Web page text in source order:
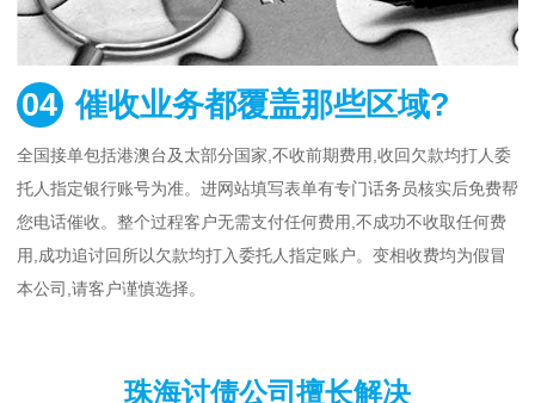
04 催收业务都覆盖那些区域?
全国接单包括港澳台及太部分国家,不收前期费用,收回欠款均打人委
托人指定银行账号为准。进网站填写表单有专门话务员核实后免费帮
您电话催收。整个过程客户无需支付任何费用,不成功不收取任何费
用,成功追讨回所以欠款均打入委托人指定账户。变相收费均为假冒
本公司,请客户谨慎选择。
珠海讨债公司擅长解决